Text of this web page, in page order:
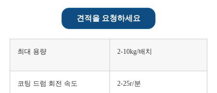
견적을 요청하세요
최대 용량 2-10kg/배치
코팅 드럼 회전 속도 2-25r/분